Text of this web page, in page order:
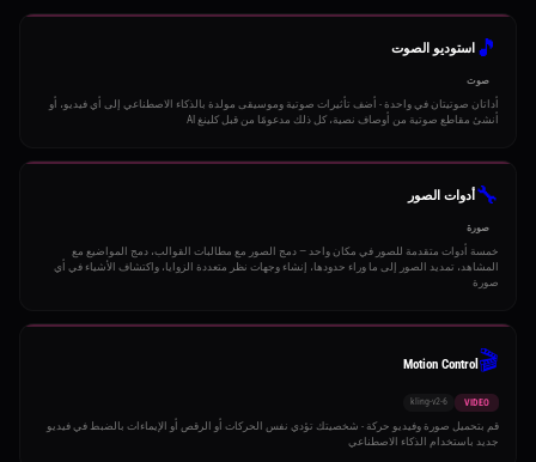
🎵 استوديو الصوت
صوت
أداتان صوتيتان في واحدة - أضف تأثيرات صوتية وموسيقى مولدة بالذكاء الاصطناعي إلى أي فيديو، أو
أنشئ مقاطع صوتية من أوصاف نصية، كل ذلك مدعومًا من قبل كلينغ AI
🔧أدوات الصور
صورة
خمسة أدوات متقدمة للصور في مكان واحد — دمج الصور مع مطالبات القوالب، دمج المواضيع مع
المشاهد، تمديد الصور إلى ما وراء حدودها، إنشاء وجهات نظر متعددة الزوايا، واكتشاف الأشياء في أي
صورة
🎬
Motion Control
VIDEO
kling-v2-6
قم بتحميل صورة وفيديو حركة - شخصيتك تؤدي نفس الحركات أو الرقص أو الإيماءات بالضبط في فيديو
جديد باستخدام الذكاء الاصطناعي